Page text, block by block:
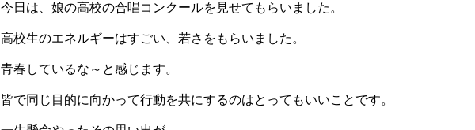
今日は、娘の高校の合唱コンクールを見せてもらいました。
高校生のエネルギーはすごい、若さをもらいました。
青春しているな～と感じます。
皆で同じ目的に向かって行動を共にするのはとってもいいことです。